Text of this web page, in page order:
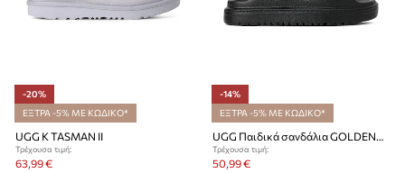
-20%
ΕΞΤΡΑ -5% ΜΕ ΚΩΔΙΚΟ*
UGG K TASMAN II
Τρέχουσα τιμή:
63,99 €
-14%
ΕΞΤΡΑ -5% ΜΕ ΚΩΔΙΚΟ*
UGG Παιδικά σανδάλια GOLDENGLOW
Τρέχουσα τιμή:
50,99 €